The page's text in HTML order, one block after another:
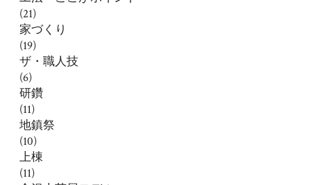
(21)
家づくり
(19)
ザ・職人技
(6)
研鑽
(11)
地鎮祭
(10)
上棟
(11)